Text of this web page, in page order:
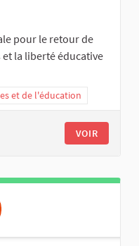
pour le retour de
la liberté éducative
et de l'éducation
VOIR